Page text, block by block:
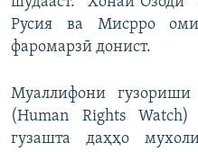
Русия ва Мисрро
фаромарзӣ донист.
Муаллифони
(Human Rights
гузашта даҳҳо